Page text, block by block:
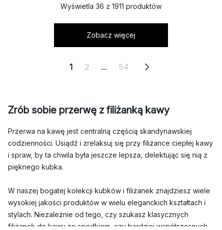
Wyświetla 36 z 1911 produktów
Zobacz więcej
1 2 ... 54
Zrób sobie przerwę z filiżanką kawy
Przerwa na kawę jest centralną częścią skandynawskiej
codzienności. Usiądź i zrelaksuj się przy filiżance ciepłej kawy
i spraw, by ta chwila była jeszcze lepsza, delektując się nią z
pięknego kubka.
W naszej bogatej kolekcji kubków i filiżanek znajdziesz wiele
wysokiej jakości produktów w wielu eleganckich kształtach i
stylach. Niezależnie od tego, czy szukasz klasycznych
filiżanek do kawy ze spodkiem, czy bardziej współczesnych